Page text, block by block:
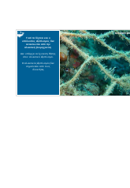
Γιατί τα δίχτυα και ο
υπόλοιπος εξοπλισμός δεν
ανακτώνται από την
αλιευτική βιομηχανία;
Δεν υπάρχει ανίχνευση θέσης
στον αλιευτικό εξοπλισμό.
Ο αλιευτικός εξοπλισμός δεν
σημαίνεται από τους
ιδιοκτήτες.